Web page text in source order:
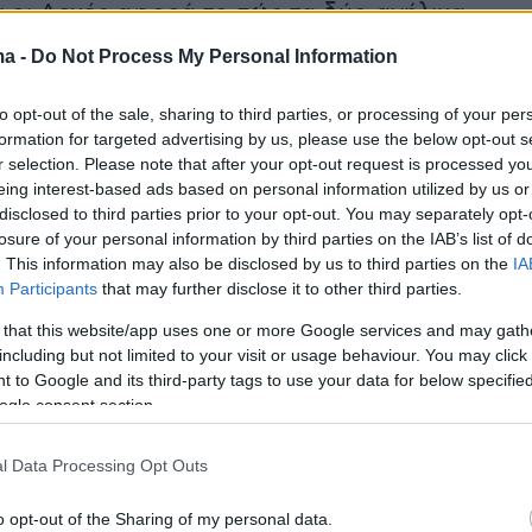
- Do Not Process My Personal Information
opt-out of the sale, sharing to third parties, or processing of your
for targeted advertising by us, please use the below opt-out
selection. Please note that after your opt-out request is processed
interest-based ads based on personal information utilized by us
to third parties prior to your opt-out. You may separately
of your personal information by third parties on the IAB’s list of
This information may also be disclosed by us to third parties on the
Participants that may further disclose it to other third parties.
that this website/app uses one or more Google services and may
but not limited to your visit or usage behaviour. You may
to Google and its third-party tags to use your data for below
consent section.
Data Processing Opt Outs
opt-out of the Sharing of my personal data.
οι Αρχές αφορά το πώς τα δύο ανήλικα
6 και 10 ετών, τα οποία βρίσκονταν στο
σε βοήθεια ενώ δεχόταν τις 45 μαχαιριές
της.
εξετάζουν το ενδεχόμενο ο 41χρονος να
κάποια ουσία στα παιδιά πριν από τη
να μην αντιληφθούν τι συνέβαινε. Το
μέσα στο σπίτι.
πληροφορίες που μετέδωσε το Star, τα δύο
το έγκλημα. Οι αστυνομικοί, προκειμένου
από τις εικόνες που επικρατούσαν